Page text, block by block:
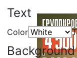
Text
Color
Background